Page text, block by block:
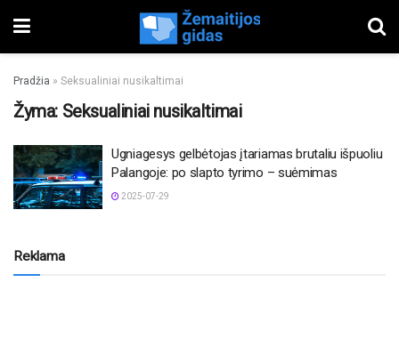
Pradžia » Seksualiniai nusikaltimai
Žyma: Seksualiniai nusikaltimai
Ugniagesys gelbėtojas įtariamas brutaliu išpuoliu
Palangoje: po slapto tyrimo – suėmimas
2025-07-29
Reklama